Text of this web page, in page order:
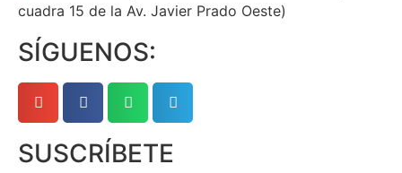
cuadra 15 de la Av. Javier Prado Oeste)
SÍGUENOS:
SUSCRÍBETE